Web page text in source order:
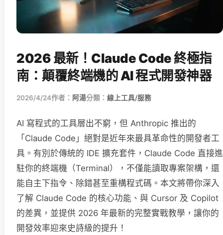
2026 最新！Claude Code 終極指
南：顛覆終端機的 AI 程式開發神器
2026/4/24作者： 阿湯分類： 線上工具/服務
AI 寫程式的工具層出不窮，但 Anthropic 推出的
「Claude Code」絕對是近年來最具革命性的開發者工
具。有別於傳統的 IDE 擴充套件，Claude Code 直接進
駐你的終端機（Terminal），不僅能讀取專案架構，還
能自主下指令、除錯甚至重構程式碼。本文將帶你深入
了解 Claude Code 的核心功能、與 Cursor 及 Copilot
的差異，並提供 2026 年最新的完整實戰教學，讓你的
開發效率迎來史詩級的提升！